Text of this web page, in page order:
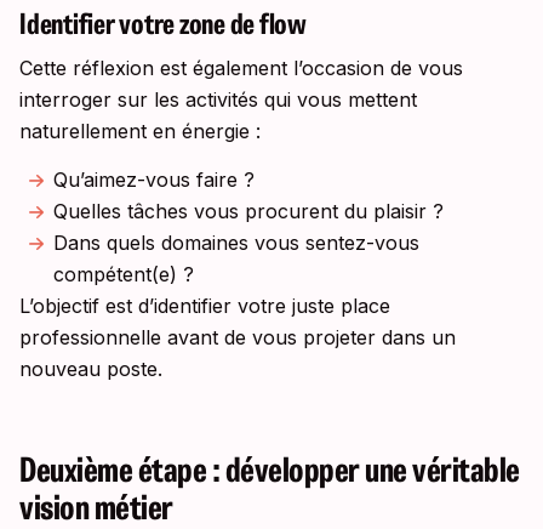
Identifier votre zone de flow
Cette réflexion est également l’occasion de vous
interroger sur les activités qui vous mettent
naturellement en énergie :
Qu’aimez-vous faire ?
Quelles tâches vous procurent du plaisir ?
Dans quels domaines vous sentez-vous
compétent(e) ?
L’objectif est d’identifier votre juste place
professionnelle avant de vous projeter dans un
nouveau poste.
Deuxième étape : développer une véritable
vision métier